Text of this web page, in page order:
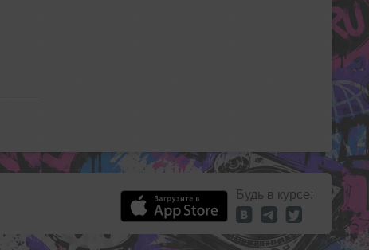
Будь в курсе: